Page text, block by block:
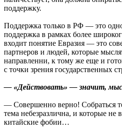
поддержку.
Поддержка только в РФ — это
поддержка в рамках более
входит понятие Евразия — это
партнеров и людей, которые
направленни, к тому же еще и
с точки зрения государственных
— «Действовать» — значит,
— Совершенно верно! Собраться
тема небезразлична, и которые не
китайские фобии…